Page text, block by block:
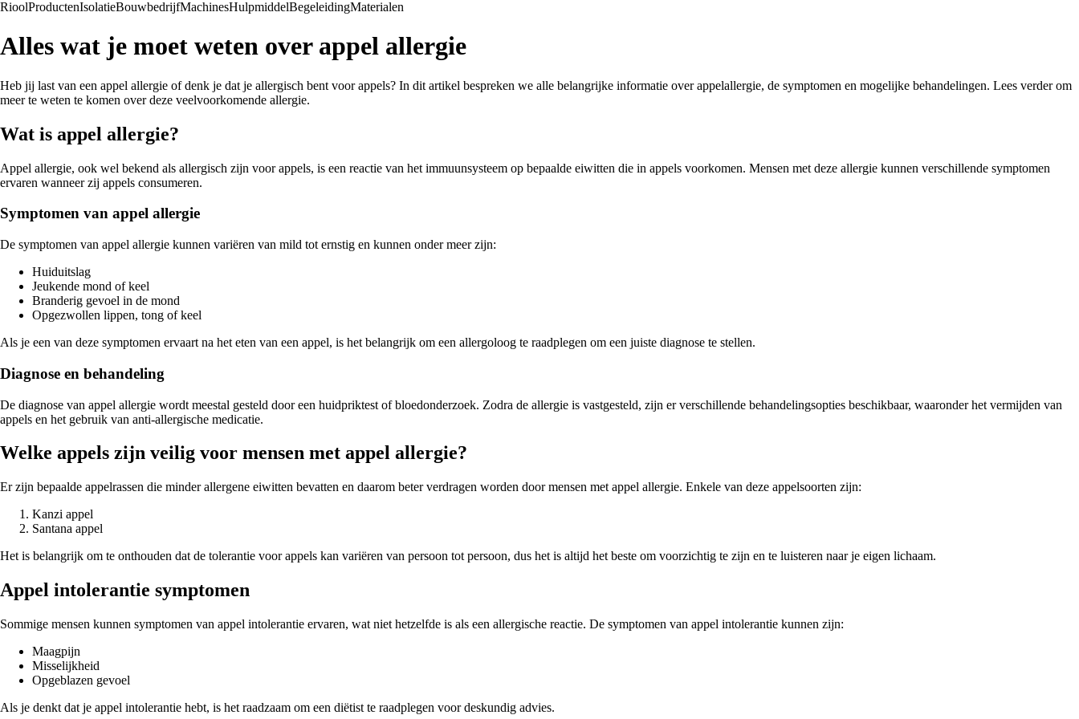
RioolProductenIsolatieBouwbedrijfMachinesHulpmiddelBegeleidingMaterialen
Alles wat je moet weten over appel allergie
Heb jij last van een appel allergie of denk je dat je allergisch bent voor appels? In dit artikel bespreken we alle belangrijke informatie over appelallergie, de symptomen en mogelijke behandelingen. Lees verder om
meer te weten te komen over deze veelvoorkomende allergie.
Wat is appel allergie?
Appel allergie, ook wel bekend als allergisch zijn voor appels, is een reactie van het immuunsysteem op bepaalde eiwitten die in appels voorkomen. Mensen met deze allergie kunnen verschillende symptomen
ervaren wanneer zij appels consumeren.
Symptomen van appel allergie
De symptomen van appel allergie kunnen variëren van mild tot ernstig en kunnen onder meer zijn:
Huiduitslag
Jeukende mond of keel
Branderig gevoel in de mond
Opgezwollen lippen, tong of keel
Als je een van deze symptomen ervaart na het eten van een appel, is het belangrijk om een allergoloog te raadplegen om een juiste diagnose te stellen.
Diagnose en behandeling
De diagnose van appel allergie wordt meestal gesteld door een huidpriktest of bloedonderzoek. Zodra de allergie is vastgesteld, zijn er verschillende behandelingsopties beschikbaar, waaronder het vermijden van
appels en het gebruik van anti-allergische medicatie.
Welke appels zijn veilig voor mensen met appel allergie?
Er zijn bepaalde appelrassen die minder allergene eiwitten bevatten en daarom beter verdragen worden door mensen met appel allergie. Enkele van deze appelsoorten zijn:
Kanzi appel
Santana appel
Het is belangrijk om te onthouden dat de tolerantie voor appels kan variëren van persoon tot persoon, dus het is altijd het beste om voorzichtig te zijn en te luisteren naar je eigen lichaam.
Appel intolerantie symptomen
Sommige mensen kunnen symptomen van appel intolerantie ervaren, wat niet hetzelfde is als een allergische reactie. De symptomen van appel intolerantie kunnen zijn:
Maagpijn
Misselijkheid
Opgeblazen gevoel
Als je denkt dat je appel intolerantie hebt, is het raadzaam om een diëtist te raadplegen voor deskundig advies.